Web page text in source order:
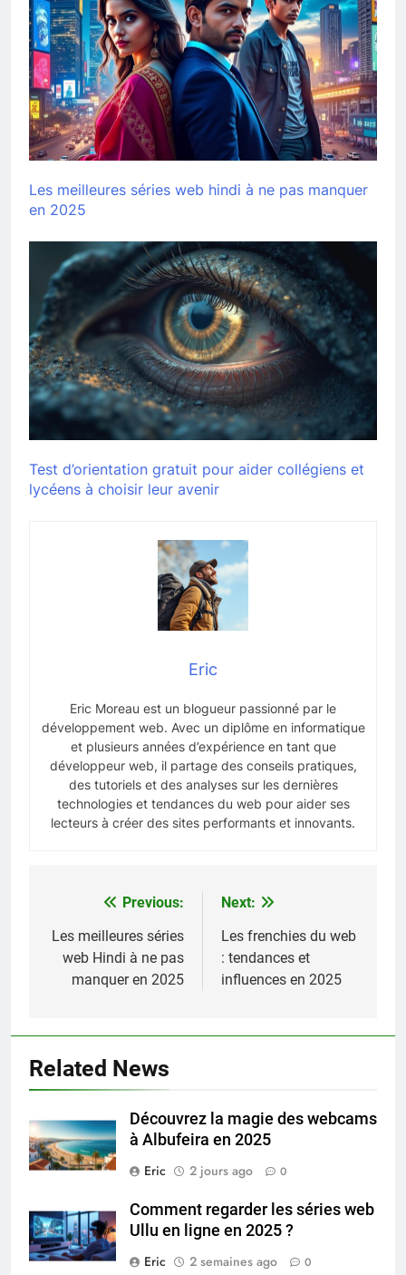
Les meilleures séries web hindi à ne pas manquer
en 2025
Test d’orientation gratuit pour aider collégiens et
lycéens à choisir leur avenir
Eric
Eric Moreau est un blogueur passionné par le
développement web. Avec un diplôme en informatique
et plusieurs années d’expérience en tant que
développeur web, il partage des conseils pratiques,
des tutoriels et des analyses sur les dernières
technologies et tendances du web pour aider ses
lecteurs à créer des sites performants et innovants.
Navigation
de
l’article
Previous:
Les meilleures séries
web Hindi à ne pas
manquer en 2025
Next:
Les frenchies du web
: tendances et
influences en 2025
Related News
Découvrez la magie des webcams
à Albufeira en 2025
Eric
2 jours ago 0
Comment regarder les séries web
Ullu en ligne en 2025 ?
Eric
2 semaines ago 0